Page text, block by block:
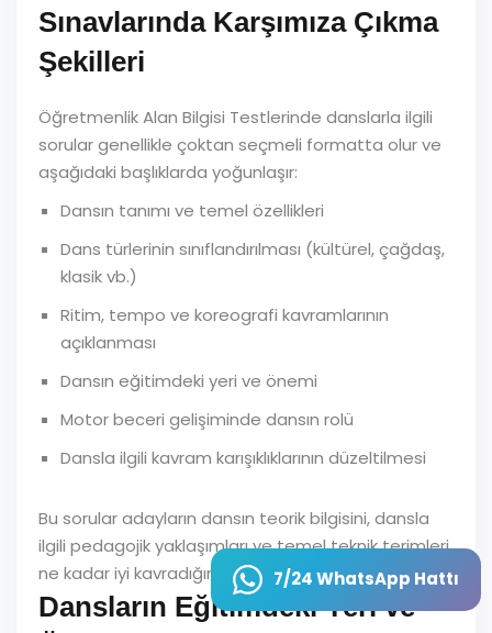
7/24 WhatsApp Hattı
Sınavlarında Karşımıza Çıkma
Şekilleri
Öğretmenlik Alan Bilgisi Testlerinde danslarla ilgili
sorular genellikle çoktan seçmeli formatta olur ve
aşağıdaki başlıklarda yoğunlaşır:
Dansın tanımı ve temel özellikleri
Dans türlerinin sınıflandırılması (kültürel, çağdaş,
klasik vb.)
Ritim, tempo ve koreografi kavramlarının
açıklanması
Dansın eğitimdeki yeri ve önemi
Motor beceri gelişiminde dansın rolü
Dansla ilgili kavram karışıklıklarının düzeltilmesi
Bu sorular adayların dansın teorik bilgisini, dansla
ilgili pedagojik yaklaşımları ve temel teknik terimleri
ne kadar iyi kavradığını ölçer.
Dansların Eğitimdeki Yeri ve